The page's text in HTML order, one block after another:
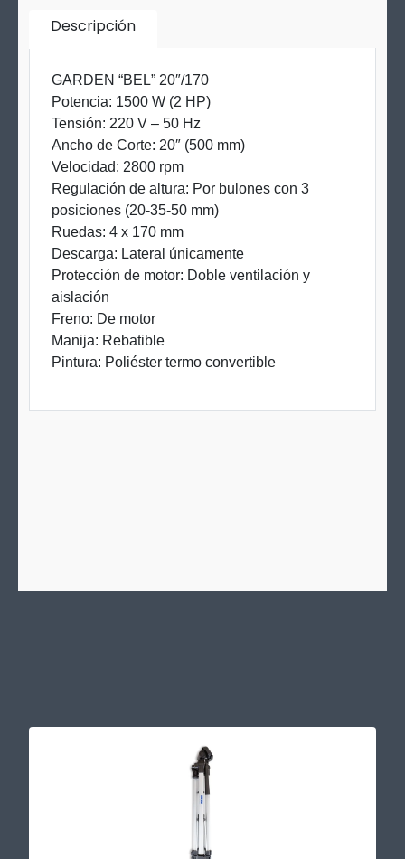
Descripción
GARDEN “BEL” 20″/170
Potencia: 1500 W (2 HP)
Tensión: 220 V – 50 Hz
Ancho de Corte: 20″ (500 mm)
Velocidad: 2800 rpm
Regulación de altura: Por bulones con 3
posiciones (20-35-50 mm)
Ruedas: 4 x 170 mm
Descarga: Lateral únicamente
Protección de motor: Doble ventilación y
aislación
Freno: De motor
Manija: Rebatible
Pintura: Poliéster termo convertible